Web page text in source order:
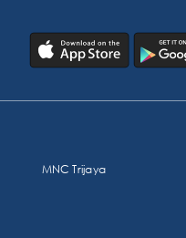
MNC Trijaya